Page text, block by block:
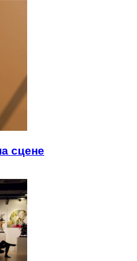
сцене